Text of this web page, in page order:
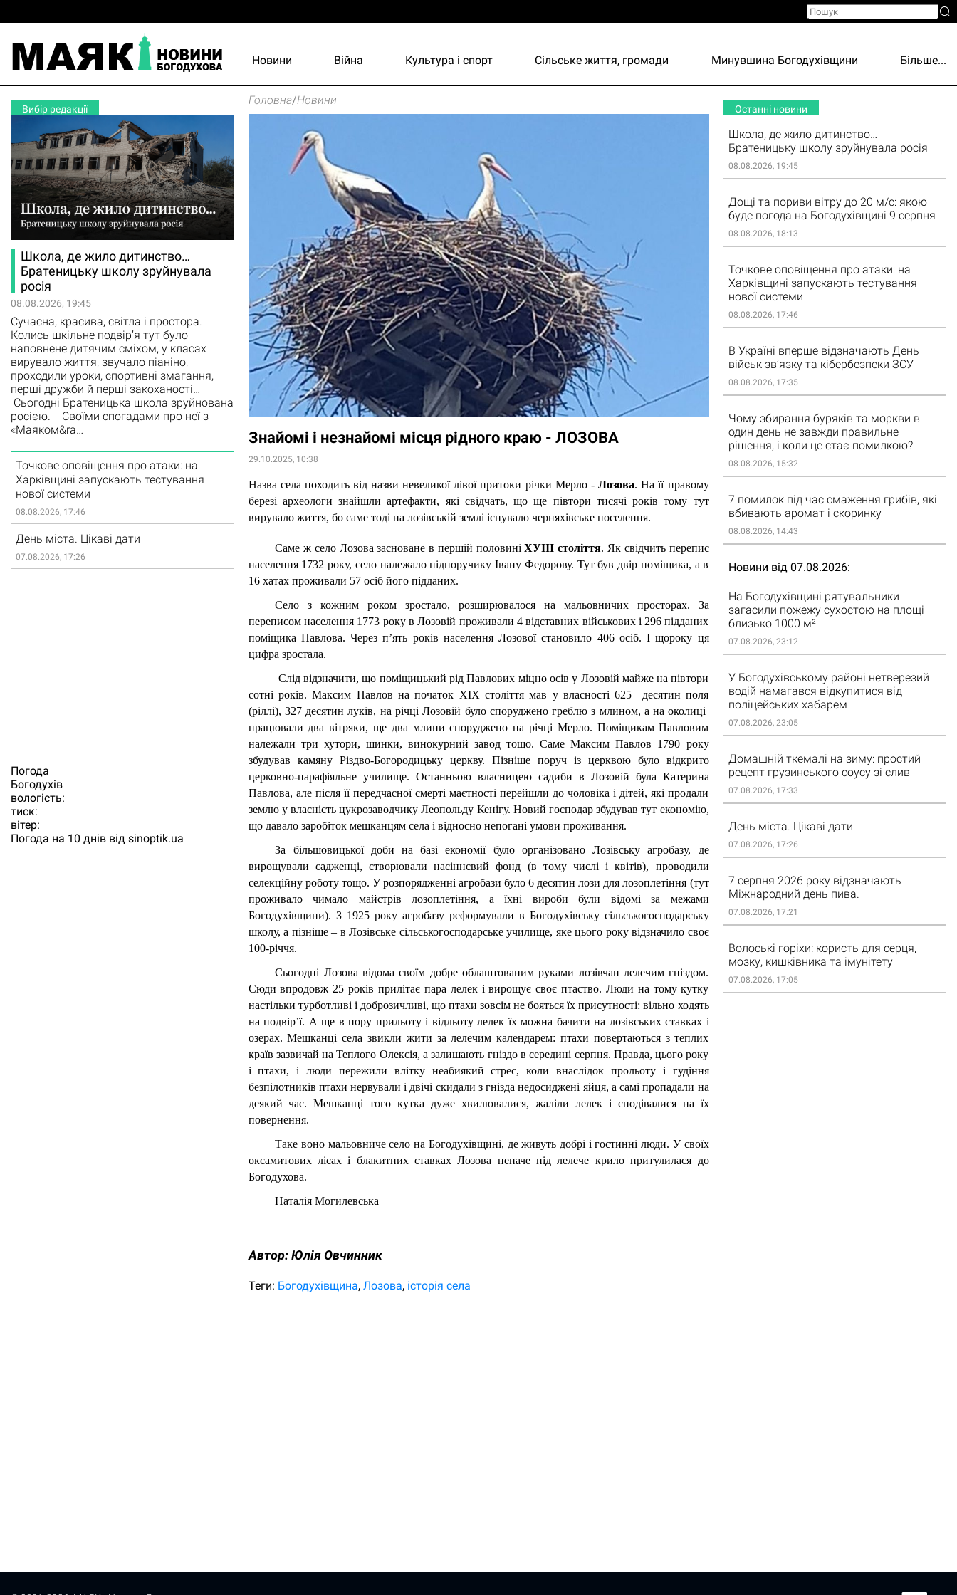
Новини Війна Культура і спорт Сільське життя, громади Минувшина Богодухівщини Більше...
Вибір редакції
Школа, де жило дитинство…
Братеницьку школу зруйнувала
росія
08.08.2026, 19:45
Сучасна, красива, світла і простора.
Колись шкільне подвір’я тут було
наповнене дитячим сміхом, у класах
вирувало життя, звучало піаніно,
проходили уроки, спортивні змагання,
перші дружби й перші закоханості…
Сьогодні Братеницька школа зруйнована
росією. Своїми спогадами про неї з
«Маяком&ra…
Точкове оповіщення про атаки: на
Харківщині запускають тестування
нової системи
08.08.2026, 17:46
День міста. Цікаві дати
07.08.2026, 17:26
Погода
Богодухiв
вологість:
тиск:
вітер:
Погода на 10 днів від sinoptik.ua
Головна/Новини
Знайомі і незнайомі місця рідного краю - ЛОЗОВА
29.10.2025, 10:38
Назва села походить від назви невеликої лівої притоки річки Мерло - Лозова. На її правому
березі археологи знайшли артефакти, які свідчать, що ще півтори тисячі років тому тут
вирувало життя, бо саме тоді на лозівській землі існувало черняхівське поселення.
Саме ж село Лозова засноване в першій половині ХУІІІ століття. Як свідчить перепис
населення 1732 року, село належало підпоручику Івану Федорову. Тут був двір поміщика, а в
16 хатах проживали 57 осіб його підданих.
Село з кожним роком зростало, розширювалося на мальовничих просторах. За
переписом населення 1773 року в Лозовій проживали 4 відставних військових і 296 підданих
поміщика Павлова. Через п’ять років населення Лозової становило 406 осіб. І щороку ця
цифра зростала.
Слід відзначити, що поміщицький рід Павлових міцно осів у Лозовій майже на півтори
сотні років. Максим Павлов на початок ХІХ століття мав у власності 625  десятин поля
(ріллі), 327 десятин луків, на річці Лозовій було споруджено греблю з млином, а на околиці
працювали два вітряки, ще два млини споруджено на річці Мерло. Поміщикам Павловим
належали три хутори, шинки, винокурний завод тощо. Саме Максим Павлов 1790 року
збудував камяну Різдво-Богородицьку церкву. Пізніше поруч із церквою було відкрито
церковно-парафіяльне училище. Останньою власницею садиби в Лозовій була Катерина
Павлова, але після її передчасної смерті маєтності перейшли до чоловіка і дітей, які продали
землю у власність цукрозаводчику Леопольду Кенігу. Новий господар збудував тут економію,
що давало заробіток мешканцям села і відносно непогані умови проживання.
За більшовицької доби на базі економії було організовано Лозівську агробазу, де
вирощували садженці, створювали насіннєвий фонд (в тому числі і квітів), проводили
селекційну роботу тощо. У розпорядженні агробази було 6 десятин лози для лозоплетіння (тут
проживало чимало майстрів лозоплетіння, а їхні вироби були відомі за межами
Богодухівщини). З 1925 року агробазу реформували в Богодухівську сільськогосподарську
школу, а пізніше – в Лозівське сільськогосподарське училище, яке цього року відзначило своє
100-річчя.
Сьогодні Лозова відома своїм добре облаштованим руками лозівчан лелечим гніздом.
Сюди впродовж 25 років прилітає пара лелек і вирощує своє птаство. Люди на тому кутку
настільки турботливі і доброзичливі, що птахи зовсім не бояться їх присутності: вільно ходять
на подвір’ї. А ще в пору прильоту і відльоту лелек їх можна бачити на лозівських ставках і
озерах. Мешканці села звикли жити за лелечим календарем: птахи повертаються з теплих
країв зазвичай на Теплого Олексія, а залишають гніздо в середині серпня. Правда, цього року
і птахи, і люди пережили влітку неабиякий стрес, коли внаслідок прольоту і гудіння
безпілотників птахи нервували і двічі скидали з гнізда недосиджені яйця, а самі пропадали на
деякий час. Мешканці того кутка дуже хвилювалися, жаліли лелек і сподівалися на їх
повернення.
Таке воно мальовниче село на Богодухівщині, де живуть добрі і гостинні люди. У своїх
оксамитових лісах і блакитних ставках Лозова неначе під лелече крило притулилася до
Богодухова.
Наталія Могилевська
Автор:Юлiя Овчинник
Теги: Богодухівщина Лозова історія села
Останні новини
Школа, де жило дитинство…
Братеницьку школу зруйнувала росія
08.08.2026, 19:45
Дощі та пориви вітру до 20 м/с: якою
буде погода на Богодухівщині 9 серпня
08.08.2026, 18:13
Точкове оповіщення про атаки: на
Харківщині запускають тестування
нової системи
08.08.2026, 17:46
В Україні вперше відзначають День
військ зв’язку та кібербезпеки ЗСУ
08.08.2026, 17:35
Чому збирання буряків та моркви в
один день не завжди правильне
рішення, і коли це стає помилкою?
08.08.2026, 15:32
7 помилок під час смаження грибів, які
вбивають аромат і скоринку
08.08.2026, 14:43
Новини від 07.08.2026
На Богодухівщині рятувальники
загасили пожежу сухостою на площі
близько 1000 м²
07.08.2026, 23:12
У Богодухівському районі нетверезий
водій намагався відкупитися від
поліцейських хабарем
07.08.2026, 23:05
Домашній ткемалі на зиму: простий
рецепт грузинського соусу зі слив
07.08.2026, 17:33
День міста. Цікаві дати
07.08.2026, 17:26
7 серпня 2026 року відзначають
Міжнародний день пива.
07.08.2026, 17:21
Волоські горіхи: користь для серця,
мозку, кишківника та імунітету
07.08.2026, 17:05